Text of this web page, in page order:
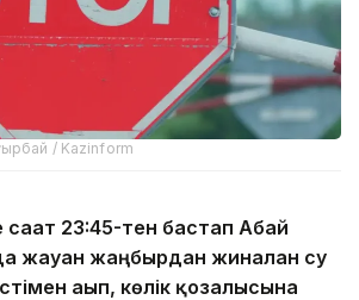
/ Kazinform
23:45-тен бастап Абай
жауған жаңбырдан жиналған су
ағып, көлік қозғалысына